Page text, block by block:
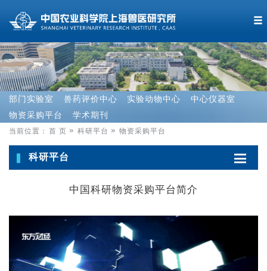
部门实验室 兽药评价中心 实验动物中心
中心仪器室
物资采购平台
学术期刊
当前位置： 首 页 科研平台 物资采购平台
科研平台
中国科研物资采购平台简介